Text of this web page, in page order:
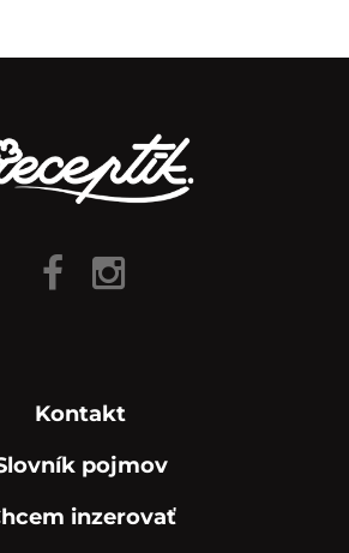
Kontakt
pojmov
inzerovať